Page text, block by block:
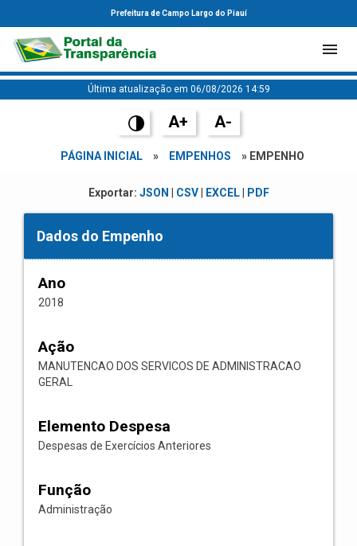
Prefeitura de Campo Largo do Piauí
Última atualização em 06/08/2026 14:59
A+ A-
PÁGINA INICIAL » EMPENHOS » EMPENHO
Exportar: JSON CSV| EXCEL| PDF
Dados do Empenho
Ano
2018
Ação
MANUTENCAO DOS SERVICOS DE ADMINISTRACAO
GERAL
Elemento Despesa
Despesas de Exercícios Anteriores
Função
Administração